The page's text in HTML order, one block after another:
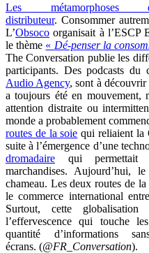
Les métamorphoses du
distributeur. Consommer
L’Obsoco organisait à l’ESCP
le thème « Dé-penser la
The Conversation publie les
participants. Des podcasts
Audio Agency, sont à
a toujours été en mouvement,
attention distraite ou
monde a probablement
routes de la soie qui reliaient la
suite à l’émergence d’une
dromadaire qui permettait
marchandises. Aujourd’hui,
chameau. Les deux routes de
le commerce international
Surtout, cette
l’effervescence qui touche
quantité d’informations
écrans. (@FR_Conversation).